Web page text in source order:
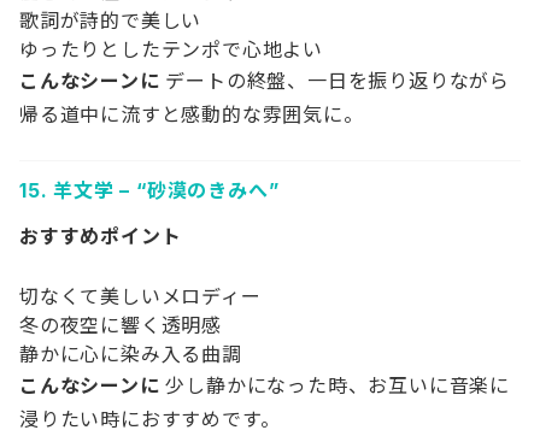
歌詞が詩的で美しい
ゆったりとしたテンポで心地よい
こんなシーンに デートの終盤、一日を振り返りながら
帰る道中に流すと感動的な雰囲気に。
15.羊文学 – “砂漠のきみへ”
おすすめポイント
切なくて美しいメロディー
冬の夜空に響く透明感
静かに心に染み入る曲調
こんなシーンに 少し静かになった時、お互いに音楽に
浸りたい時におすすめです。